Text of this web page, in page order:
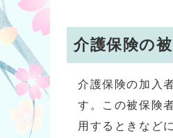
介護保険の
介護保険の加入
す。この被保険
用するときなど